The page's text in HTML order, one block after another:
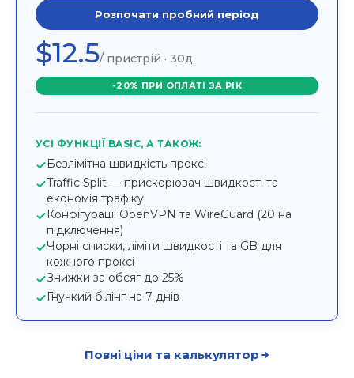
Розпочати пробний період
$12.5/ пристрій · 30д
-20% ПРИ ОПЛАТІ ЗА РІК
УСІ ФУНКЦІЇ BASIC, А ТАКОЖ:
Безлімітна швидкість проксі
Traffic Split — прискорювач швидкості та
економія трафіку
Конфігурації OpenVPN та WireGuard (20 на
підключення)
Чорні списки, ліміти швидкості та GB для
кожного проксі
Знижки за обсяг до 25%
Гнучкий білінг на 7 днів
Повні ціни та калькулятор